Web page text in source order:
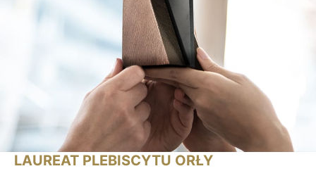
LAUREAT PLEBISCYTU ORŁY